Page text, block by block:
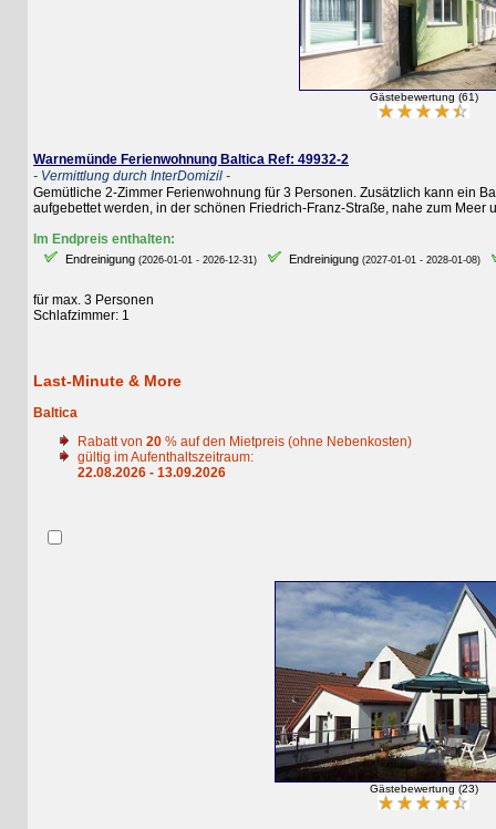
Gästebewertung (61)
Warnemünde Ferienwohnung Baltica Ref: 49932-2
- Vermittlung durch InterDomizil -
Gemütliche 2-Zimmer Ferienwohnung für 3 Personen. Zusätzlich kann ein Baby
aufgebettet werden, in der schönen Friedrich-Franz-Straße, nahe zum Meer und
Im Endpreis enthalten:
Endreinigung(2026-01-01 - 2026-12-31) Endreinigung(2027-01-01 - 2028-01-08)
für max. 3 Personen
Schlafzimmer: 1
Last-Minute & More
Baltica
Rabatt von20% auf den Mietpreis (ohne Nebenkosten)
gültig im Aufenthaltszeitraum:
22.08.2026 - 13.09.2026
Gästebewertung (23)